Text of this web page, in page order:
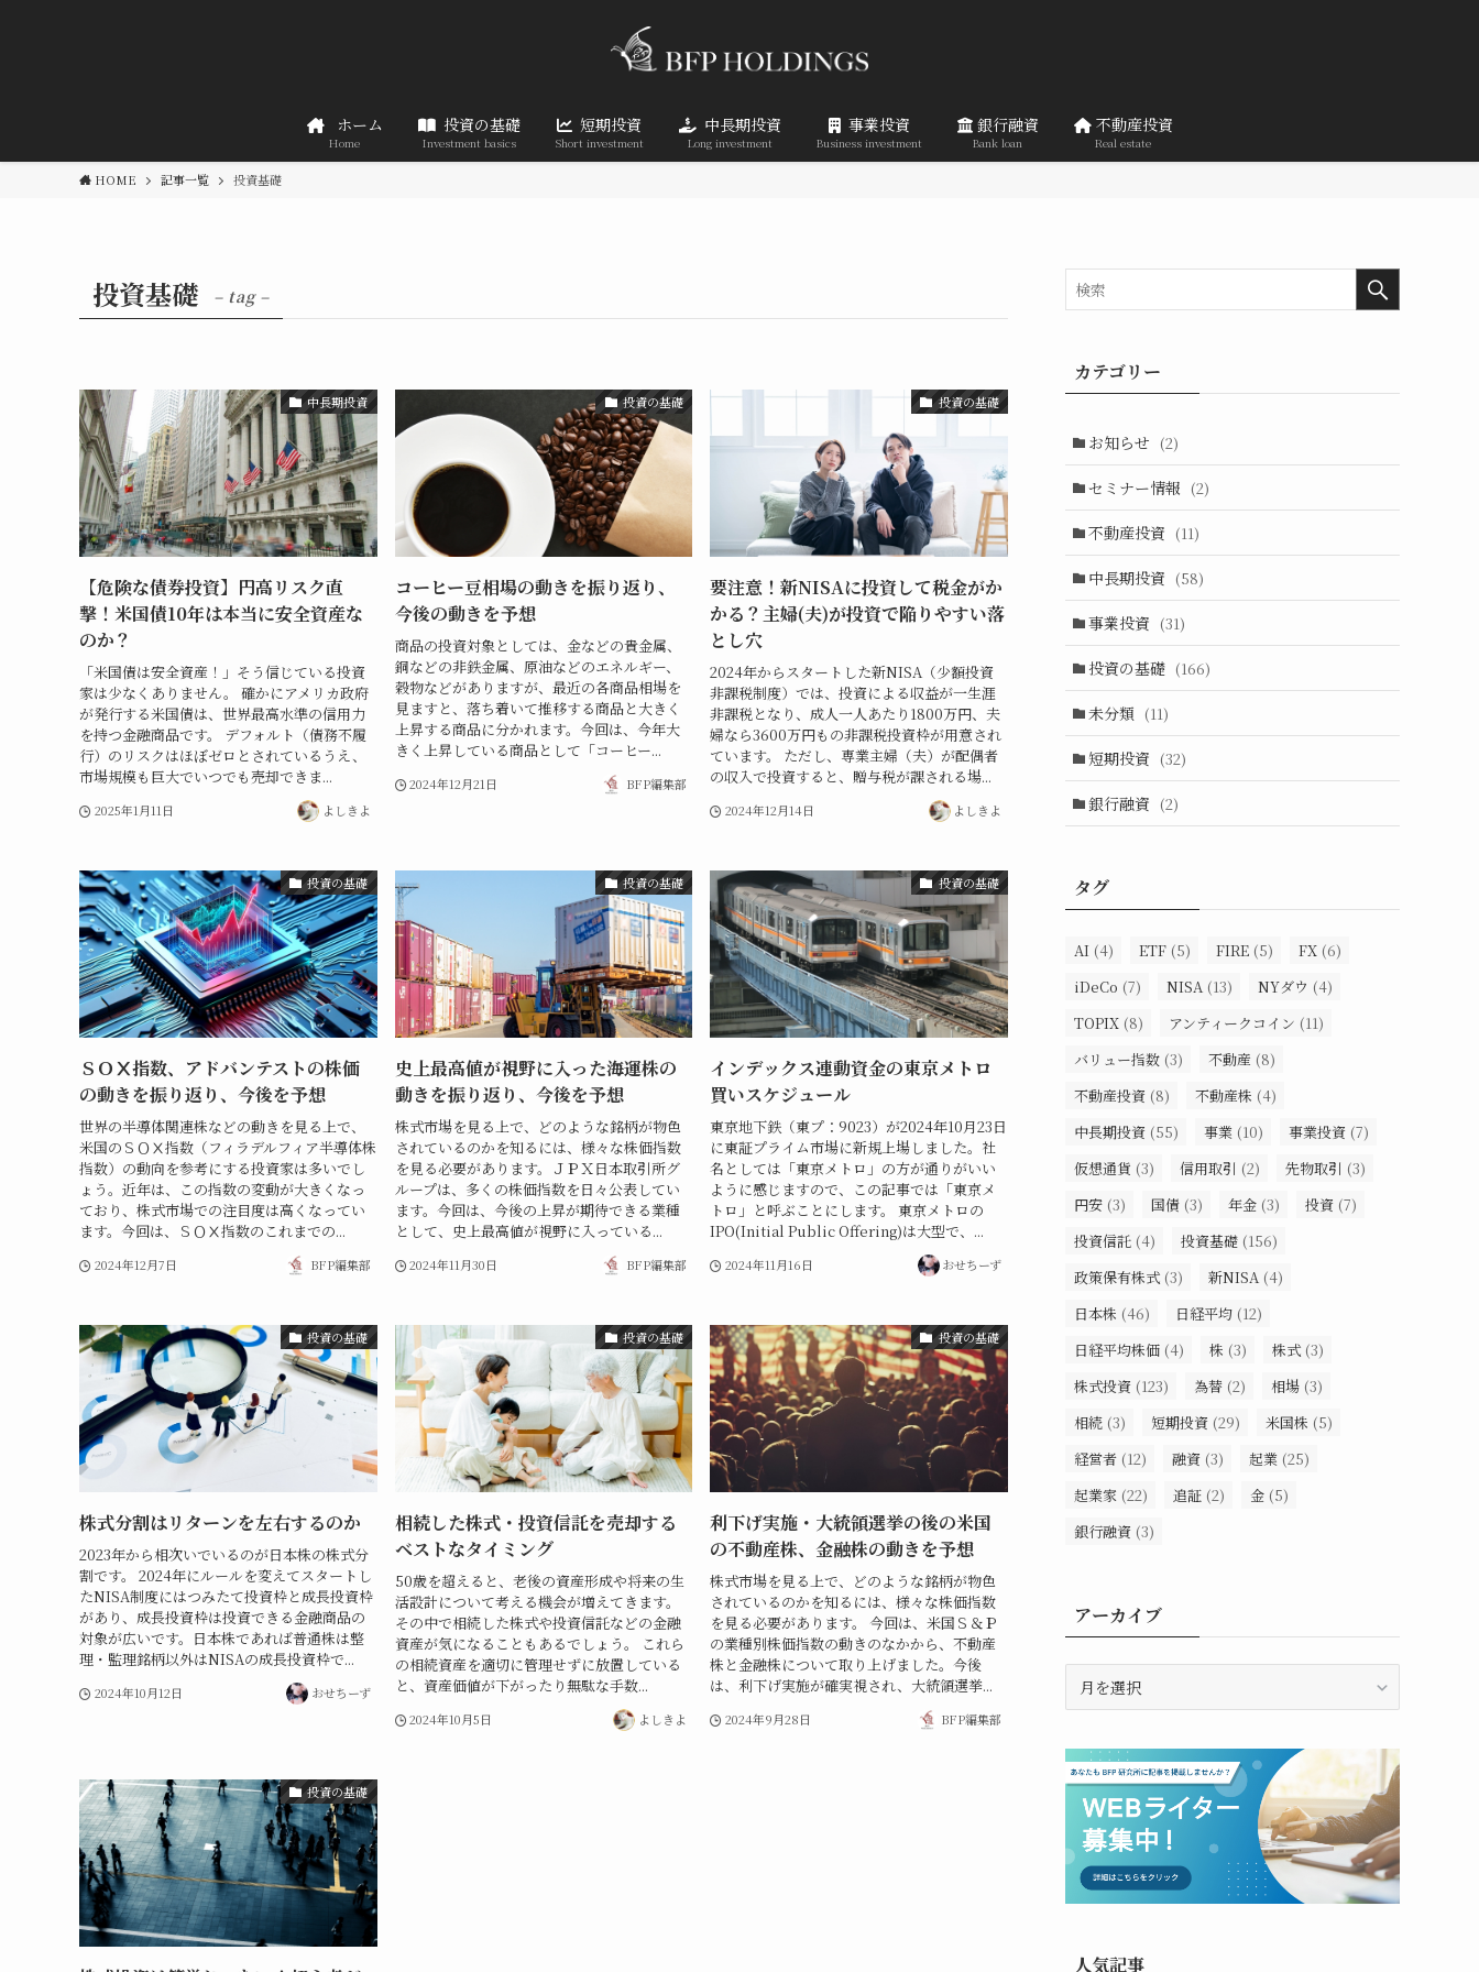
ホーム
Home
投資の基礎
Investment basics
短期投資
Short investment
中長期投資
Long investment
事業投資
Business investment
銀行融資
Bank loan
不動産投資
Real estate
HOME 記事一覧 投資基礎
投資基礎 – tag –
中長期投資
【危険な債券投資】円高リスク直
撃！米国債10年は本当に安全資産な
のか？
「米国債は安全資産！」そう信じている投資
家は少なくありません。 確かにアメリカ政府
が発行する米国債は、世界最高水準の信用力
を持つ金融商品です。 デフォルト（債務不履
行）のリスクはほぼゼロとされているうえ、
市場規模も巨大でいつでも売却できま...
2025年1月11日 よしきよ
投資の基礎
コーヒー豆相場の動きを振り返り、
今後の動きを予想
商品の投資対象としては、金などの貴金属、
銅などの非鉄金属、原油などのエネルギー、
穀物などがありますが、最近の各商品相場を
見ますと、落ち着いて推移する商品と大きく
上昇する商品に分かれます。今回は、今年大
きく上昇している商品として「コーヒー...
2024年12月21日 BFP編集部
投資の基礎
要注意！新NISAに投資して税金がか
かる？主婦(夫)が投資で陥りやすい落
とし穴
2024年からスタートした新NISA（少額投資
非課税制度）では、投資による収益が一生涯
非課税となり、成人一人あたり1800万円、夫
婦なら3600万円もの非課税投資枠が用意され
ています。 ただし、専業主婦（夫）が配偶者
の収入で投資すると、贈与税が課される場...
2024年12月14日 よしきよ
投資の基礎
ＳＯⅩ指数、アドバンテストの株価
の動きを振り返り、今後を予想
世界の半導体関連株などの動きを見る上で、
米国のＳＯⅩ指数（フィラデルフィア半導体株
指数）の動向を参考にする投資家は多いでし
ょう。近年は、この指数の変動が大きくなっ
ており、株式市場での注目度は高くなってい
ます。今回は、ＳＯⅩ指数のこれまでの...
2024年12月7日 BFP編集部
投資の基礎
史上最高値が視野に入った海運株の
動きを振り返り、今後を予想
株式市場を見る上で、どのような銘柄が物色
されているのかを知るには、様々な株価指数
を見る必要があります。ＪＰＸ日本取引所グ
ループは、多くの株価指数を日々公表してい
ます。今回は、今後の上昇が期待できる業種
として、史上最高値が視野に入っている...
2024年11月30日 BFP編集部
投資の基礎
インデックス連動資金の東京メトロ
買いスケジュール
東京地下鉄（東プ：9023）が2024年10月23日
に東証プライム市場に新規上場しました。社
名としては「東京メトロ」の方が通りがいい
ように感じますので、この記事では「東京メ
トロ」と呼ぶことにします。 東京メトロの
IPO(Initial Public Offering)は大型で、...
2024年11月16日 おせちーず
投資の基礎
株式分割はリターンを左右するのか
2023年から相次いでいるのが日本株の株式分
割です。 2024年にルールを変えてスタートし
たNISA制度にはつみたて投資枠と成長投資枠
があり、成長投資枠は投資できる金融商品の
対象が広いです。日本株であれば普通株は整
理・監理銘柄以外はNISAの成長投資枠で...
2024年10月12日 おせちーず
投資の基礎
相続した株式・投資信託を売却する
ベストなタイミング
50歳を超えると、老後の資産形成や将来の生
活設計について考える機会が増えてきます。
その中で相続した株式や投資信託などの金融
資産が気になることもあるでしょう。 これら
の相続資産を適切に管理せずに放置している
と、資産価値が下がったり無駄な手数...
2024年10月5日 よしきよ
投資の基礎
利下げ実施・大統領選挙の後の米国
の不動産株、金融株の動きを予想
株式市場を見る上で、どのような銘柄が物色
されているのかを知るには、様々な株価指数
を見る必要があります。 今回は、米国Ｓ＆Ｐ
の業種別株価指数の動きのなかから、不動産
株と金融株について取り上げました。今後
は、利下げ実施が確実視され、大統領選挙...
2024年9月28日 BFP編集部
投資の基礎
カテゴリー
お知らせ (2)
セミナー情報 (2)
不動産投資 (11)
中長期投資 (58)
事業投資 (31)
投資の基礎 (166)
未分類 (11)
短期投資 (32)
銀行融資 (2)
タグ
AI (4) ETF (5) FIRE (5) FX (6)
iDeCo (7) NISA (13) NYダウ (4)
TOPIX (8) アンティークコイン (11)
バリュー指数 (3) 不動産 (8)
不動産投資 (8) 不動産株 (4)
中長期投資 (55) 事業 (10) 事業投資 (7)
仮想通貨 (3) 信用取引 (2) 先物取引 (3)
円安 (3) 国債 (3) 年金 (3) 投資 (7)
投資信託 (4) 投資基礎 (156)
政策保有株式 (3) 新NISA (4)
日本株 (46) 日経平均 (12)
日経平均株価 (4) 株 (3) 株式 (3)
株式投資 (123) 為替 (2) 相場 (3)
相続 (3) 短期投資 (29) 米国株 (5)
経営者 (12) 融資 (3) 起業 (25)
起業家 (22) 追証 (2) 金 (5)
銀行融資 (3)
アーカイブ
イ
ブ
人気記事